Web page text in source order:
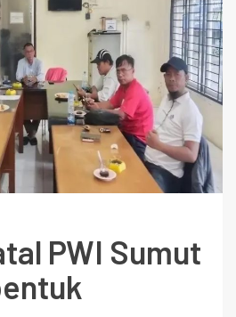
PWI Sumut